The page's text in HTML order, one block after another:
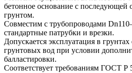
бетонное основание с последующей
грунтом.
Совместим с трубопроводами
стандартные патрубки и врезки.
Допускается эксплуатация в
грунтовых вод при условии
балластировки.
Соответствует требованиям ГОСТ Р